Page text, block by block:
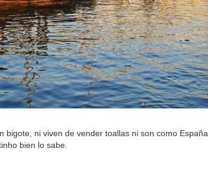
bigote, ni viven de vender toallas ni son como España
bien lo sabe.